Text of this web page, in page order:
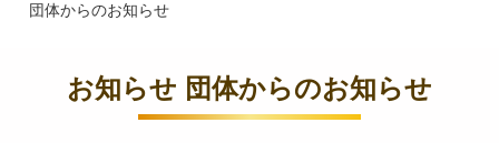
団体からのお知らせ
お知らせ 団体からのお知らせ